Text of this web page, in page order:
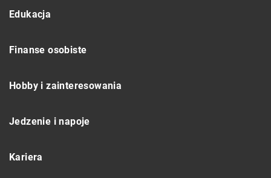
Edukacja
Finanse osobiste
Hobby i zainteresowania
Jedzenie i napoje
Kariera